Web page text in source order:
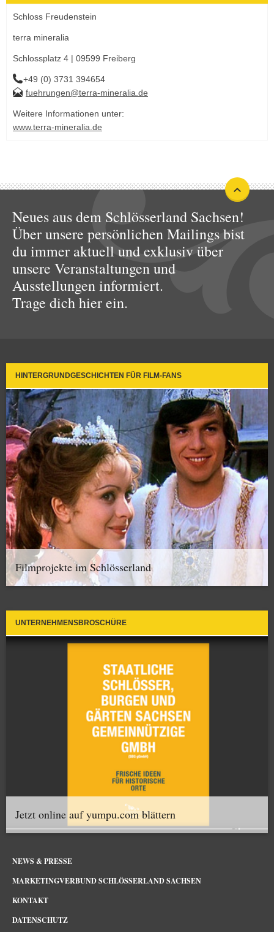
Schloss Freudenstein
terra mineralia
Schlossplatz 4 | 09599 Freiberg
+49 (0) 3731 394654
fuehrungen@terra-mineralia.de
Weitere Informationen unter:
www.terra-mineralia.de
Neues aus dem Schlösserland Sachsen!
Über unsere persönlichen Mailings bist
du immer aktuell und exklusiv über
unsere Veranstaltungen und
Ausstellungen informiert.
Trage dich hier ein.
HINTERGRUNDGESCHICHTEN FÜR FILM-FANS
Filmprojekte im Schlösserland
UNTERNEHMENSBROSCHÜRE
Jetzt online auf yumpu.com blättern
NEWS & PRESSE
MARKETINGVERBUND SCHLÖSSERLAND SACHSEN
KONTAKT
DATENSCHUTZ